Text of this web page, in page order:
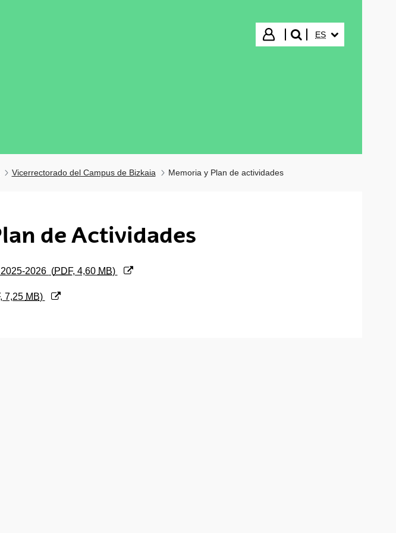
Iniciar sesión
buscar"
ES
Vicerrectorado del Campus de Bizkaia Memoria y Plan de actividades
de Actividades
2026 (PDF, 4,60 MB)
, 7,25 MB)